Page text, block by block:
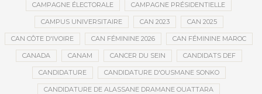
CAMPAGNE ÉLECTORALE CAMPAGNE PRÉSIDENTIELLE
CAMPUS UNIVERSITAIRE CAN 2023 CAN 2025
CAN CÔTE D'IVOIRE CAN FÉMININE 2026 CAN FÉMININE MAROC
CANADA CANAM CANCER DU SEIN CANDIDATS DEF
CANDIDATURE CANDIDATURE D'OUSMANE SONKO
CANDIDATURE DE ALASSANE DRAMANE OUATTARA